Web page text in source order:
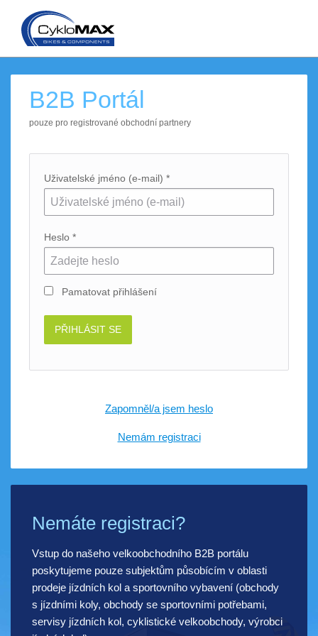
B2B Portál
pouze pro registrované obchodní partnery
Uživatelské jméno (e-mail) *
Heslo *
Pamatovat přihlášení
PŘIHLÁSIT SE
Zapomněl/a jsem heslo
Nemám registraci
Nemáte registraci?
Vstup do našeho velkoobchodního B2B portálu
poskytujeme pouze subjektům působícím v oblasti
prodeje jízdních kol a sportovního vybavení (obchody
s jízdními koly, obchody se sportovními potřebami,
servisy jízdních kol, cyklistické velkoobchody, výrobci